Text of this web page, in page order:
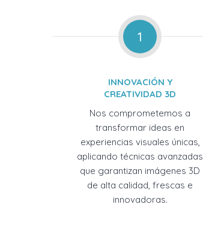
1
INNOVACIÓN Y
CREATIVIDAD 3D
Nos comprometemos a
transformar ideas en
experiencias visuales únicas,
aplicando técnicas avanzadas
que garantizan imágenes 3D
de alta calidad, frescas e
innovadoras.